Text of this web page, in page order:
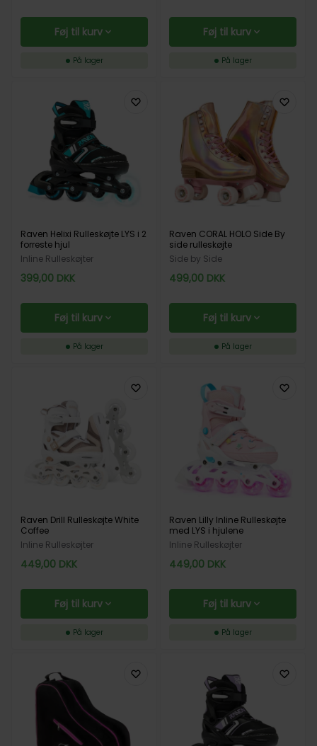
Føj til kurv
På lager
Føj til kurv
På lager
Raven Helixi Rulleskøjte LYS i 2
forreste hjul
Inline Rulleskøjter
399,00 DKK
Føj til kurv
På lager
Raven CORAL HOLO Side By
side rulleskøjte
Side by Side
499,00 DKK
Føj til kurv
På lager
Raven Drill Rulleskøjte White
Coffee
Inline Rulleskøjter
449,00 DKK
Føj til kurv
På lager
Raven Lilly Inline Rulleskøjte
med LYS i hjulene
Inline Rulleskøjter
449,00 DKK
Føj til kurv
På lager